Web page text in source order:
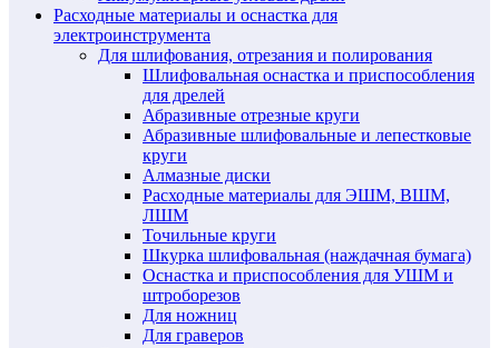
Расходные материалы и оснастка для
электроинструмента
Для шлифования, отрезания и полирования
Шлифовальная оснастка и приспособления
для дрелей
Абразивные отрезные круги
Абразивные шлифовальные и лепестковые
круги
Алмазные диски
Расходные материалы для ЭШМ, ВШМ,
ЛШМ
Точильные круги
Шкурка шлифовальная (наждачная бумага)
Оснастка и приспособления для УШМ и
штроборезов
Для ножниц
Для граверов